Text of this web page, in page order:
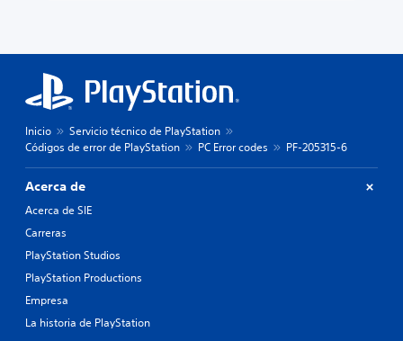
Inicio
Servicio técnico de PlayStation
Códigos de error de PlayStation
PC Error codes PF-205315-6
Acerca de
Acerca de SIE
Carreras
PlayStation Studios
PlayStation Productions
Empresa
La historia de PlayStation